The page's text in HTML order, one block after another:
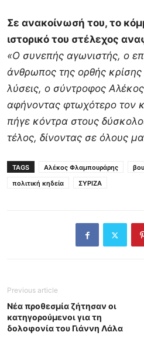
Σε ανακοίνωσή του, το
ιστορικό του στέλεχος
«Ο συνεπής αγωνιστής, ο
άνθρωπος της ορθής
λύσεις, ο σύντροφος
αφήνοντας φτωχότερο τον
πήγε κόντρα στους
τέλος, δίνοντας σε όλους
TAGS Αλέκος Φλαμπουράρης
πολιτική κηδεία
ΣΥΡΙΖΑ
Previous article
Νέα προθεσμία ζήτησαν οι
κατηγορούμενοι για τη
δολοφονία του Γιάννη Λάλα